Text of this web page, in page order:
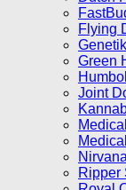
Flying
Green
Joint
Ripper